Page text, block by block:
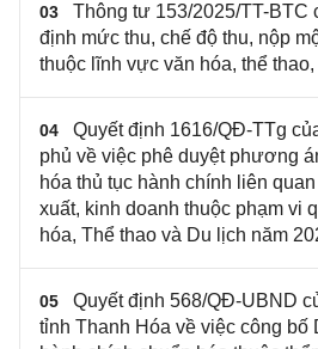
03
Thông tư 153/2025/TT-BTC
định mức thu, chế độ thu, nộp
thuộc lĩnh vực văn hóa, thể
04
Quyết định 1616/QĐ-TTg
phủ về việc phê duyệt phương
hóa thủ tục hành chính liên
xuất, kinh doanh thuộc phạm vi
hóa, Thể thao và Du lịch năm
05
Quyết định 568/QĐ-UBND
tỉnh Thanh Hóa về việc công bố